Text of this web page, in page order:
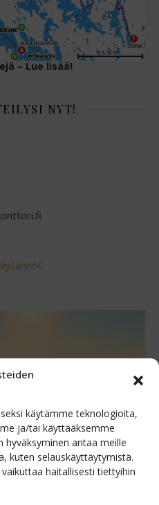
käytämme teknologioita,
ja/tai käyttääksemme
antaa meille
kuten selauskäyttäytymistä.
haitallisesti tiettyihin
– Lue lisää!
NYT!